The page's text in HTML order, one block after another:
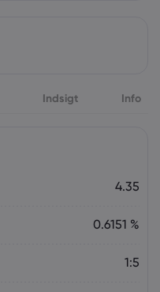
Indsigt Info
4.35
0.6151 %
1:5